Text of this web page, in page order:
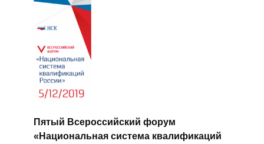
Пятый Всероссийский форум
«Национальная система квалификаций